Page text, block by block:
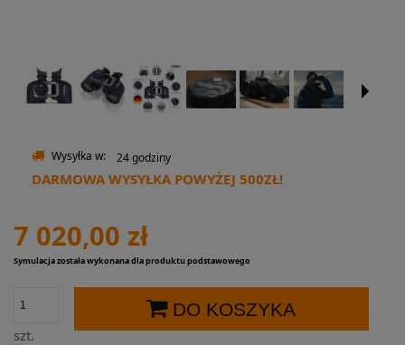
Wysyłka w: 24 godziny
DARMOWA WYSYŁKA POWYŻEJ 500ZŁ!
7 020,00 zł
Symulacja została wykonana dla produktu podstawowego
szt.
DO KOSZYKA